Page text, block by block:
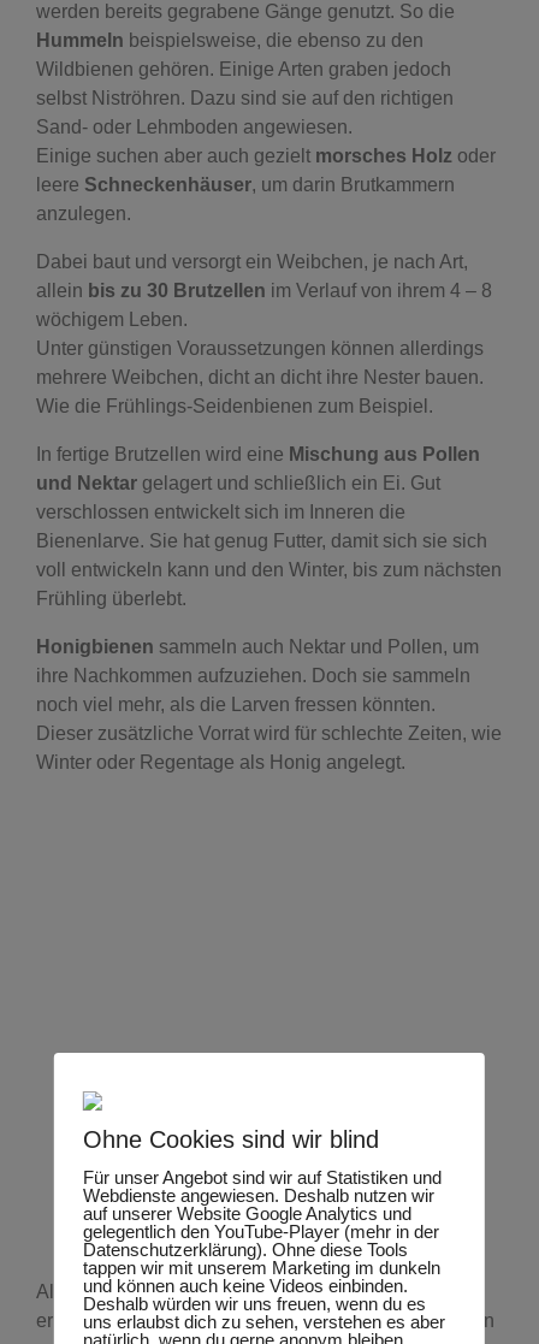
werden bereits gegrabene Gänge genutzt. So die
Hummeln beispielsweise, die ebenso zu den
Wildbienen gehören. Einige Arten graben jedoch
selbst Niströhren. Dazu sind sie auf den richtigen
Sand- oder Lehmboden angewiesen.
Einige suchen aber auch gezielt morsches Holz oder
leere Schneckenhäuser, um darin Brutkammern
anzulegen.
Dabei baut und versorgt ein Weibchen, je nach Art,
allein bis zu 30 Brutzellen im Verlauf von ihrem 4 – 8
wöchigem Leben.
Unter günstigen Voraussetzungen können allerdings
mehrere Weibchen, dicht an dicht ihre Nester bauen.
Wie die Frühlings-Seidenbienen zum Beispiel.
In fertige Brutzellen wird eine Mischung aus Pollen
und Nektar gelagert und schließlich ein Ei. Gut
verschlossen entwickelt sich im Inneren die
Bienenlarve. Sie hat genug Futter, damit sich sie sich
voll entwickeln kann und den Winter, bis zum nächsten
Frühling überlebt.
Honigbienen sammeln auch Nektar und Pollen, um
ihre Nachkommen aufzuziehen. Doch sie sammeln
noch viel mehr, als die Larven fressen könnten.
Dieser zusätzliche Vorrat wird für schlechte Zeiten, wie
Winter oder Regentage als Honig angelegt.
Wildbienen sind
unverzichtbare
Bestäuber
Alle Wildbienen sind Blütenbesucher, denn sie
ernähren sich als ausgewachsenes Insekt vom Pollen
Ohne Cookies sind wir blind
Für unser Angebot sind wir auf Statistiken und
Webdienste angewiesen. Deshalb nutzen wir
auf unserer Website Google Analytics und
gelegentlich den YouTube-Player (mehr in der
Datenschutzerklärung). Ohne diese Tools
tappen wir mit unserem Marketing im dunkeln
und können auch keine Videos einbinden.
Deshalb würden wir uns freuen, wenn du es
uns erlaubst dich zu sehen, verstehen es aber
natürlich, wenn du gerne anonym bleiben